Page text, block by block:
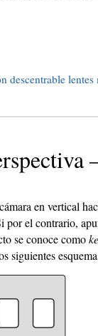
descentrable lentes
en vertical
por el contrario,
se conoce como
siguientes